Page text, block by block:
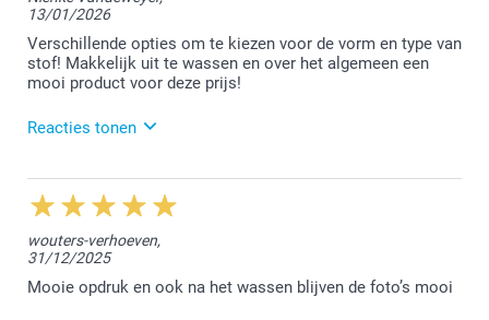
Bedankt voor jouw positieve feedback op Trustpilot.
We kijken uit naar jouw volgende bestelling.
Vriendelijke groet!
Nathalie @smartphoto
13/01/2026
Verschillende opties om te kiezen voor de vorm en type van
stof! Makkelijk uit te wassen en over het algemeen een
mooi product voor deze prijs!
Reacties tonen
10/03/2026
13:42
Beste Nienke,
Heel leuk om te lezen dat je tevreden bent over je
bestelde kussen. We kijken ernaar uit om jou in te
toekomst opnieuw te mogen verwelkomen.
wouters-verhoeven,
31/12/2025
Mooie opdruk en ook na het wassen blijven de foto’s mooi